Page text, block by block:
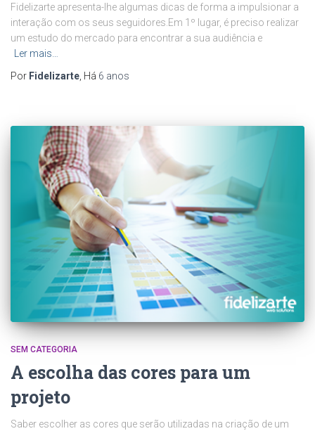
Fidelizarte apresenta-lhe algumas dicas de forma a impulsionar a
interação com os seus seguidores.Em 1º lugar, é preciso realizar
um estudo do mercado para encontrar a sua audiência e
Ler mais…
Por Fidelizarte , Há 6 anos
SEM CATEGORIA
A escolha das cores para um
projeto
Saber escolher as cores que serão utilizadas na criação de um